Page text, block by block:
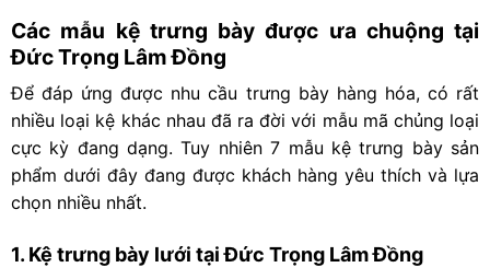
Các mẫu kệ trưng bày được ưa chuộng tại
Đức Trọng Lâm Đồng
Để đáp ứng được nhu cầu trưng bày hàng hóa, có rất
nhiều loại kệ khác nhau đã ra đời với mẫu mã chủng loại
cực kỳ đang dạng. Tuy nhiên 7 mẫu kệ trưng bày sản
phẩm dưới đây đang được khách hàng yêu thích và lựa
chọn nhiều nhất.
1. Kệ trưng bày lưới tại Đức Trọng Lâm Đồng